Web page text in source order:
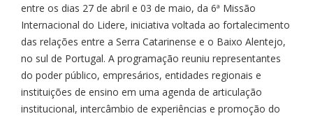
entre os dias 27 de abril e 03 de maio, da 6ª Missão
Internacional do Lidere, iniciativa voltada ao fortalecimento
das relações entre a Serra Catarinense e o Baixo Alentejo,
no sul de Portugal. A programação reuniu representantes
do poder público, empresários, entidades regionais e
instituições de ensino em uma agenda de articulação
institucional, intercâmbio de experiências e promoção do